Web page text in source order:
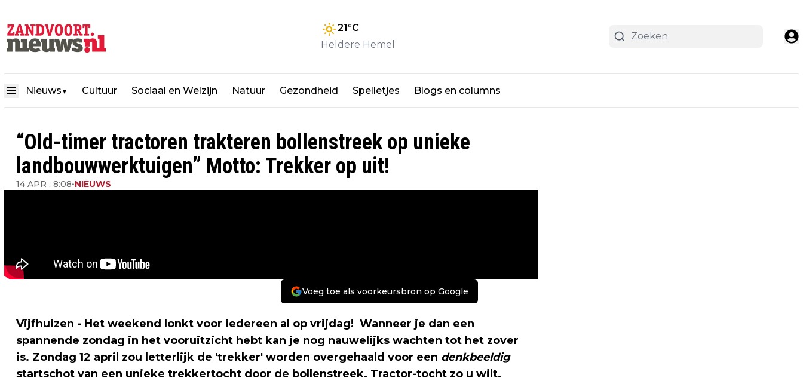
21 °C
Heldere Hemel
Nieuws ▼ Cultuur Sociaal en Welzijn Natuur Gezondheid Spelletjes Blogs en columns
“Old-timer tractoren trakteren bollenstreek op unieke
landbouwwerktuigen” Motto: Trekker op uit!
14 APR , 8:08•NIEUWS
Voeg toe als voorkeursbron op Google
Vijfhuizen - Het weekend lonkt voor iedereen al op vrijdag! Wanneer je dan een
spannende zondag in het vooruitzicht hebt kan je nog nauwelijks wachten tot het zover
is. Zondag 12 april zou letterlijk de 'trekker' worden overgehaald voor een denkbeeldig
startschot van een unieke trekkertocht door de bollenstreek. Tractor-tocht zo u wilt.